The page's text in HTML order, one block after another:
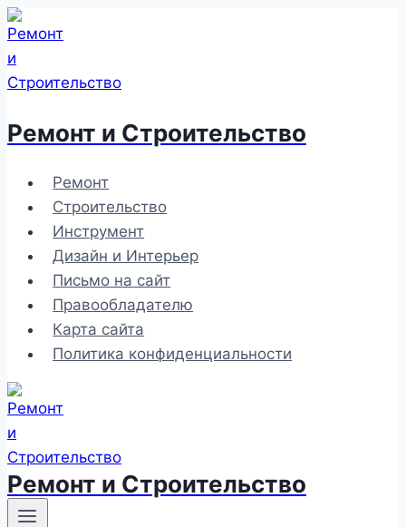
Перейти
к
содержимому
Ремонт и Строительство
Ремонт
Строительство
Инструмент
Дизайн и Интерьер
Письмо на сайт
Правообладателю
Карта сайта
Политика конфиденциальности
Ремонт и Строительство